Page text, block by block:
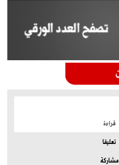
قراءة
تعليقا
مشاركة